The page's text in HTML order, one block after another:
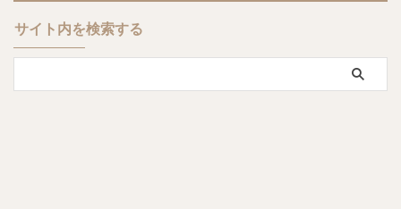
サイト内を検索する